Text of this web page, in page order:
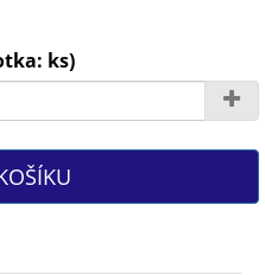
ks)